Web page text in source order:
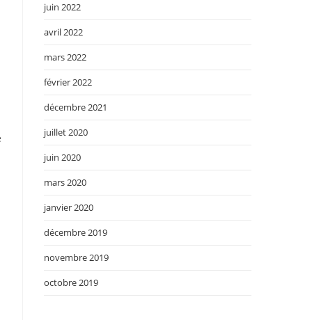
juin 2022
avril 2022
mars 2022
février 2022
décembre 2021
juillet 2020
juin 2020
mars 2020
janvier 2020
décembre 2019
novembre 2019
octobre 2019